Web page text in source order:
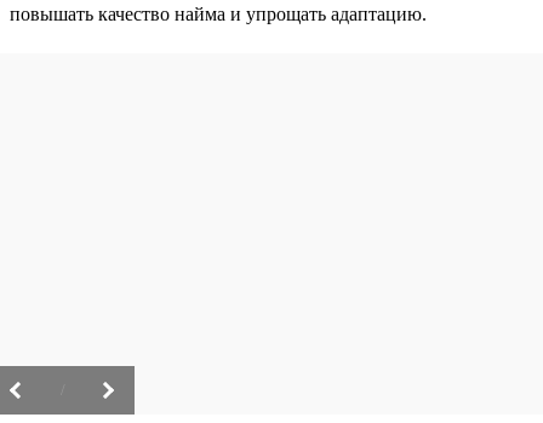
повышать качество найма и упрощать адаптацию.